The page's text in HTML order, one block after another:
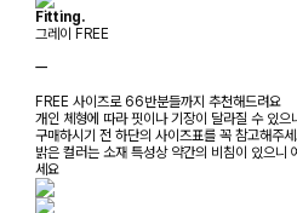
Fitting.
그레이 FREE
ㅡ
FREE 사이즈로 66반분들까지 추천해드려요
개인 체형에 따라 핏이나 기장이 달라질 수 있으
구매하시기 전 하단의 사이즈표를 꼭 참고해주
밝은 컬러는 소재 특성상 약간의 비침이 있으니
세요